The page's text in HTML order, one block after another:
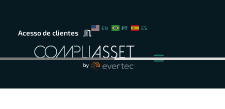
Acesso de clientes
EN PT ES